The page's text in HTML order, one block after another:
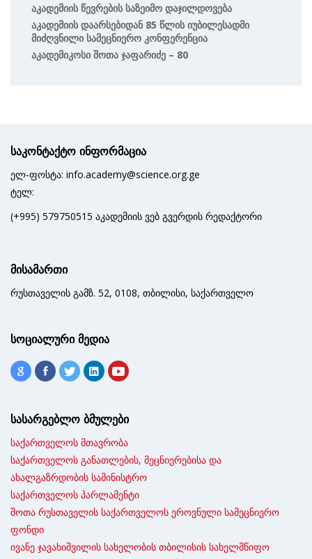
Აკადემიის Წევრების Საზეიმო Დაჯილდოვება
Აკადემიის Დაარსებიდან 85 Წლის Იუბილესადმი
Მიძღვნილი Სამეცნიერო Კონფერენცია
Აკადემიკოსი Შოთა Ჯაფარიძე – 80
საკონტაქტო ინფორმაცია
ელ-ფოსტა: info.academy@science.org.ge
ტელ:
(+995) 579750515 აკადემიის ვებ გვერდის რედაქტორი
მისამართი
რუსთაველის გამზ. 52, 0108, თბილისი, საქართველო
სოციალური მედია
სასარგებლო ბმულები
საქართველოს მთავრობა
საქართველოს განათლების, მეცნიერებისა და
ახალგაზრდობის სამინისტრო
საქართველოს პარლამენტი
შოთა რუსთაველის საქართველოს ეროვნული სამეცნიერო
ფონდი
ივანე ჯავახიშვილის სახელობის თბილისის სახელმწიფო